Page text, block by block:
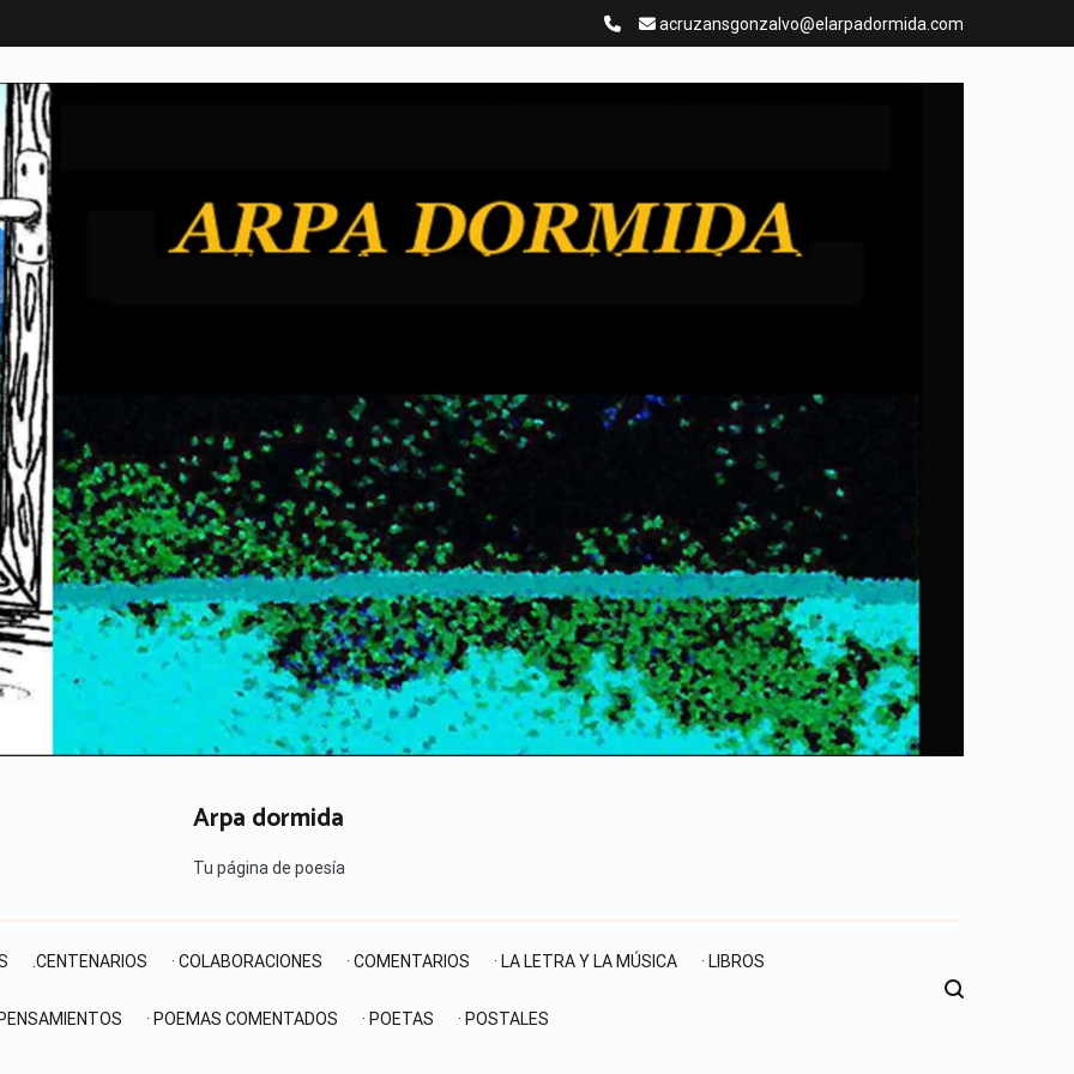
acruzansgonzalvo@elarpadormida.com
Arpa dormida
Tu página de poesía
.CENTENARIOS · COLABORACIONES · COMENTARIOS · LA LETRA Y LA MÚSICA · LIBROS
· POEMAS COMENTADOS · POETAS · POSTALES